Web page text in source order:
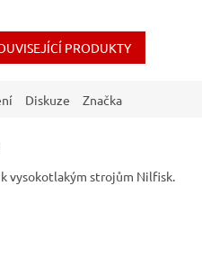
PRODUKTY
Diskuze Značka
vysokotlakým strojům Nilfisk.